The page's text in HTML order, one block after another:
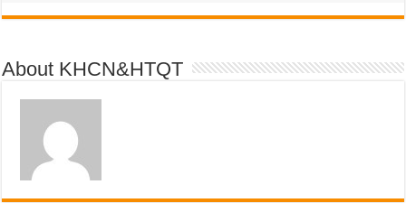
About KHCN&HTQT